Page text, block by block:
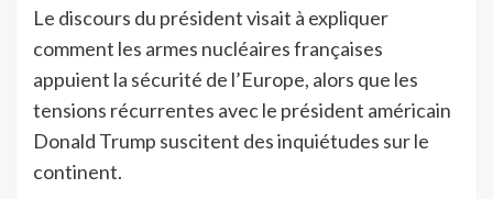
Le discours du président visait à expliquer
comment les armes nucléaires françaises
appuient la sécurité de l’Europe, alors que les
tensions récurrentes avec le président américain
Donald Trump suscitent des inquiétudes sur le
continent.